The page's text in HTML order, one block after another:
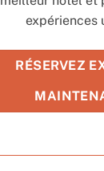
expériences
RÉSERVEZ